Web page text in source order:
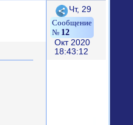
Поделиться
12
Чт, 29
Окт 2020
18:43:12